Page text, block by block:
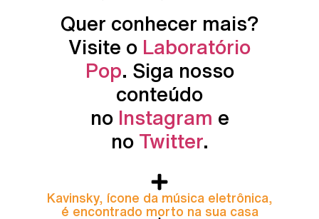
Quer conhecer mais?
Visite o Laboratório
Pop. Siga nosso
conteúdo
no Instagram e
no Twitter.
Kavinsky, ícone da música eletrônica,
é encontrado morto na sua casa